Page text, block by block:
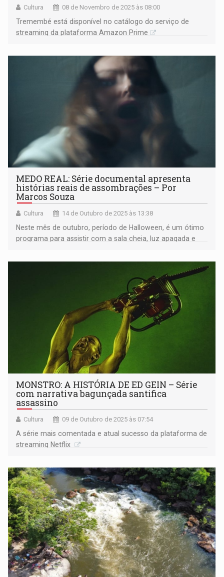
Cultura 08 de Novembro de 2025 às 08:00
Tremembé está disponível no catálogo do serviço de
streaming da plataforma Amazon Prime
MEDO REAL: Série documental apresenta
histórias reais de assombrações – Por
Marcos Souza
Cultura 14 de Outubro de 2025 às 13:38
Neste mês de outubro, período de Halloween, é um ótimo
programa para assistir com a sala cheia, luz apagada e
MONSTRO: A HISTÓRIA DE ED GEIN – Série
com narrativa bagunçada santifica
assassino
Cultura 09 de Outubro de 2025 às 07:54
A série mais comentada e atual sucesso da plataforma de
streaming Netflix